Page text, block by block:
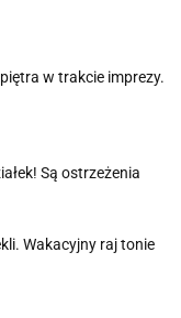
w trakcie imprezy.
Są ostrzeżenia
Wakacyjny raj tonie